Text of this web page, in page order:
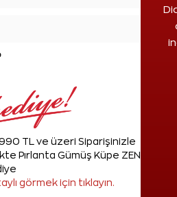
TL ve üzeri Siparişinizle
Pırlanta Gümüş Küpe ZEN'den
görmek için tıklayın.